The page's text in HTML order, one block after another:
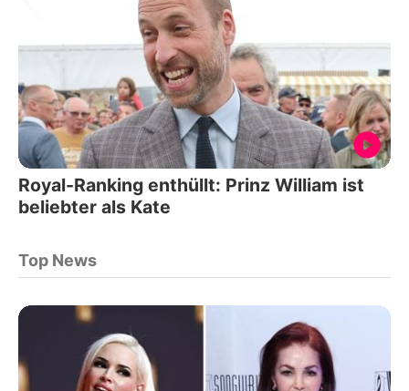
Royal-Ranking enthüllt: Prinz William ist
beliebter als Kate
Top News